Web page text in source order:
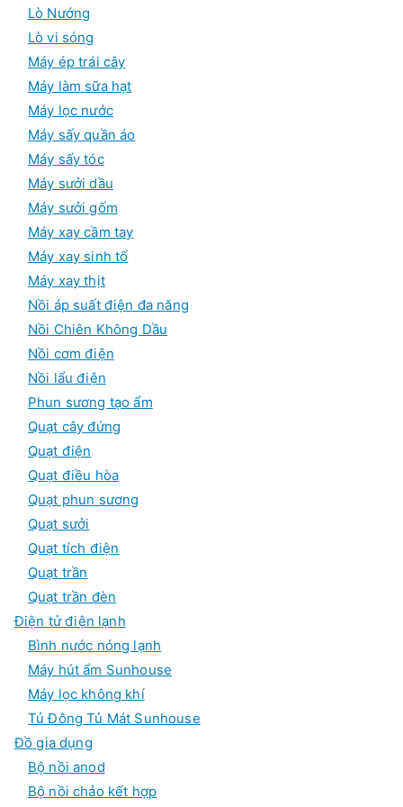
Lò Nướng
Lò vi sóng
Máy ép trái cây
Máy làm sữa hạt
Máy lọc nước
Máy sấy quần áo
Máy sấy tóc
Máy sưởi dầu
Máy sưởi gốm
Máy xay cầm tay
Máy xay sinh tố
Máy xay thịt
Nồi áp suất điện đa năng
Nồi Chiên Không Dầu
Nồi cơm điện
Nồi lẩu điện
Phun sương tạo ẩm
Quạt cây đứng
Quạt điện
Quạt điều hòa
Quạt phun sương
Quạt sưởi
Quạt tích điện
Quạt trần
Quạt trần đèn
Điện tử điện lạnh
Bình nước nóng lạnh
Máy hút ẩm Sunhouse
Máy lọc không khí
Tủ Đông Tủ Mát Sunhouse
Đồ gia dụng
Bộ nồi anod
Bộ nồi chảo kết hợp